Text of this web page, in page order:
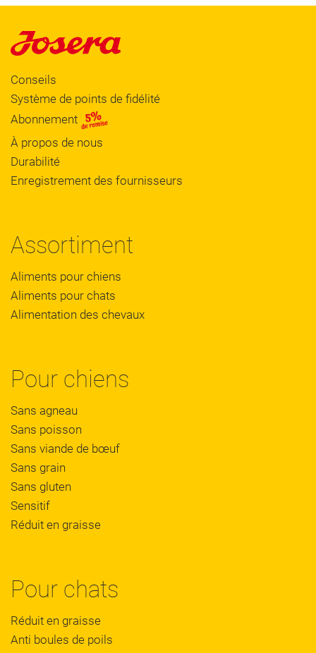
Conseils
Système de points de fidélité
Abonnement
À propos de nous
Durabilité
Enregistrement des fournisseurs
Assortiment
Aliments pour chiens
Aliments pour chats
Alimentation des chevaux
Pour chiens
Sans agneau
Sans poisson
Sans viande de bœuf
Sans grain
Sans gluten
Sensitif
Réduit en graisse
Pour chats
Réduit en graisse
Anti boules de poils